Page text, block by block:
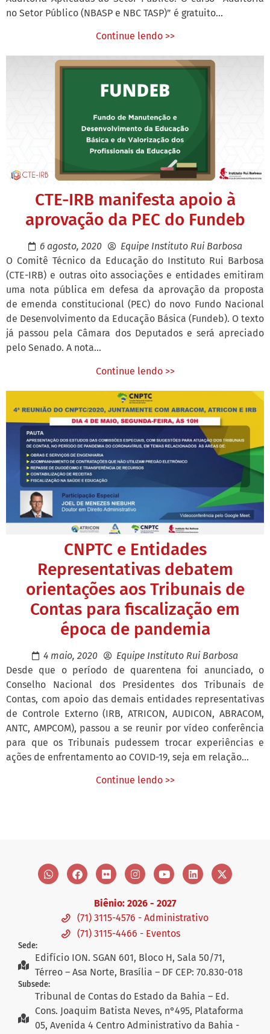
no Setor Público (NBASP e NBC TASP)” é gratuito...
Continue lendo >>
CTE-IRB manifesta apoio à
aprovação da PEC do Fundeb
6 agosto, 2020
Equipe Instituto Rui Barbosa
O Comitê Técnico da Educação do Instituto Rui Barbosa
(CTE-IRB) e outras oito associações e entidades emitiram
uma nota pública em defesa da aprovação da proposta
de emenda constitucional (PEC) do novo Fundo Nacional
de Desenvolvimento da Educação Básica (Fundeb). O texto
já passou pela Câmara dos Deputados e será apreciado
pelo Senado. A nota...
Continue lendo >>
CNPTC e Entidades
Representativas debatem
orientações aos Tribunais de
Contas para fiscalização em
época de pandemia
4 maio, 2020
Equipe Instituto Rui Barbosa
Desde que o período de quarentena foi anunciado, o
Conselho Nacional dos Presidentes dos Tribunais de
Contas, com apoio das demais entidades representativas
de Controle Externo (IRB, ATRICON, AUDICON, ABRACOM,
ANTC, AMPCOM), passou a se reunir por vídeo conferência
para que os Tribunais pudessem trocar experiências e
ações de enfrentamento ao COVID-19, seja em relação...
Continue lendo >>
Biênio: 2026 - 2027
(71) 3115-4576 - Administrativo
(71) 3115-4466 - Eventos
Sede:
Edifício ION. SGAN 601, Bloco H, Sala 50/71,
Térreo – Asa Norte, Brasília – DF CEP: 70.830-018
Subsede:
Tribunal de Contas do Estado da Bahia – Ed.
Cons. Joaquim Batista Neves, n°495, Plataforma
05, Avenida 4 Centro Administrativo da Bahia -